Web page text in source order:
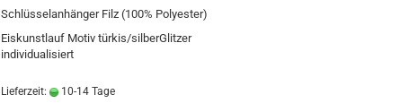
Schlüsselanhänger Filz (100% Polyester)
Eiskunstlauf Motiv türkis/silberGlitzer
individualisiert
Lieferzeit: 10-14 Tage